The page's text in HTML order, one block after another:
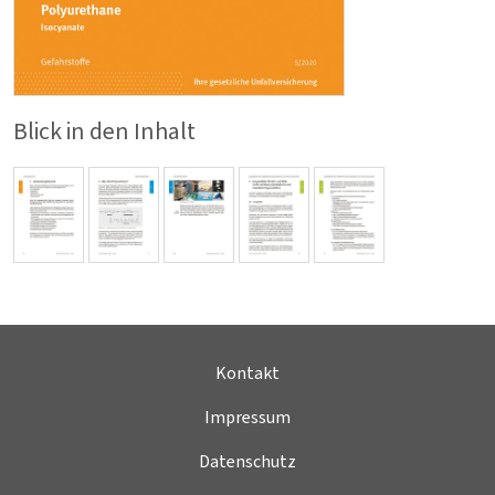
Blick in den Inhalt
Kontakt
Impressum
Datenschutz